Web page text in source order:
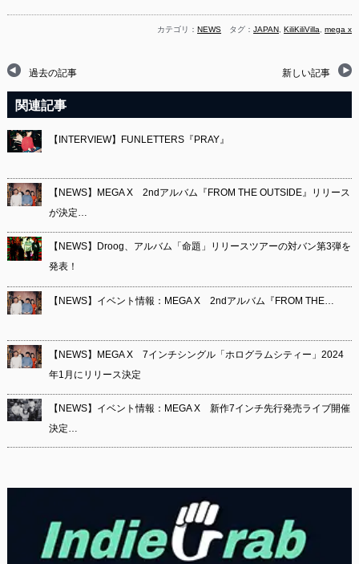
カテゴリ：NEWS タグ：JAPAN ,KiliKiliVilla ,mega x
過去の記事 新しい記事
関連記事
【INTERVIEW】FUNLETTERS『PRAY』
【NEWS】MEGA X 2ndアルバム『FROM THE OUTSIDE』リリース
が決定…
【NEWS】Droog、アルバム「命題」リリースツアーの対バン第3弾を
発表！
【NEWS】イベント情報：MEGA X 2ndアルバム『FROM THE…
【NEWS】MEGA X 7インチシングル「ホログラムシティー」2024
年1月にリリース決定
【NEWS】イベント情報：MEGA X 新作7インチ先行発売ライブ開催
決定…